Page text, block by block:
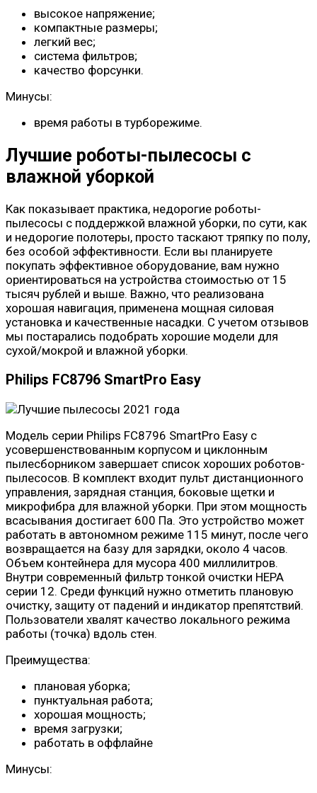
высокое напряжение;
компактные размеры;
легкий вес;
система фильтров;
качество форсунки.
Минусы:
время работы в турборежиме.
Лучшие роботы-пылесосы с
влажной уборкой
Как показывает практика, недорогие роботы-
пылесосы с поддержкой влажной уборки, по сути, как
и недорогие полотеры, просто таскают тряпку по полу,
без особой эффективности. Если вы планируете
покупать эффективное оборудование, вам нужно
ориентироваться на устройства стоимостью от 15
тысяч рублей и выше. Важно, что реализована
хорошая навигация, применена мощная силовая
установка и качественные насадки. С учетом отзывов
мы постарались подобрать хорошие модели для
сухой/мокрой и влажной уборки.
Philips FC8796 SmartPro Easy
Модель серии Philips FC8796 SmartPro Easy с
усовершенствованным корпусом и циклонным
пылесборником завершает список хороших роботов-
пылесосов. В комплект входит пульт дистанционного
управления, зарядная станция, боковые щетки и
микрофибра для влажной уборки. При этом мощность
всасывания достигает 600 Па. Это устройство может
работать в автономном режиме 115 минут, после чего
возвращается на базу для зарядки, около 4 часов.
Объем контейнера для мусора 400 миллилитров.
Внутри современный фильтр тонкой очистки HEPA
серии 12. Среди функций нужно отметить плановую
очистку, защиту от падений и индикатор препятствий.
Пользователи хвалят качество локального режима
работы (точка) вдоль стен.
Преимущества:
плановая уборка;
пунктуальная работа;
хорошая мощность;
время загрузки;
работать в оффлайне
Минусы: